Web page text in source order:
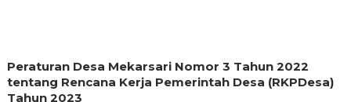
Peraturan Desa Mekarsari Nomor 3 Tahun 2022
tentang Rencana Kerja Pemerintah Desa (RKPDesa)
Tahun 2023